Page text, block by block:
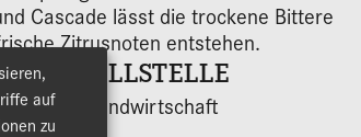
Cascade lässt die trockene Bittere
Zitrusnoten entstehen.
034 EU-Landwirtschaft
auf
zu